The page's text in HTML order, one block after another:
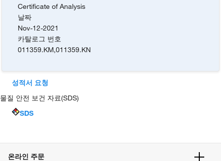
Certificate of Analysis
날짜
Nov-12-2021
카탈로그 번호
011359.KM,011359.KN
성적서 요청
물질 안전 보건 자료(SDS)
SDS
온라인 주문